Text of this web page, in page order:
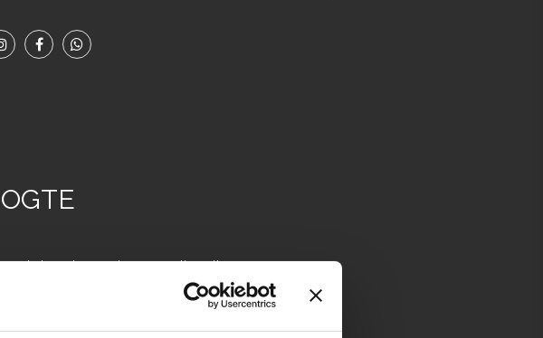
de hoogte van nieuw assortiment!
INSCHRIJVEN